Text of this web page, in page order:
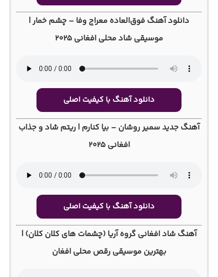
دانلود آهنگ فوق‌العاده معراج وفا – چشم خمار |
موسیقی شاد محلی افغانی ۲۰۲۵
دانلود آهنگ با کیفیت اصلی
آهنگ جدید سمیر روشان – بیا کنارم | ریتم شاد و جذاب
افغانی ۲۰۲۵
دانلود آهنگ با کیفیت اصلی
آهنگ شاد افغانی گروه آریا (چشمات های کلان کلان) |
بهترین موسیقی رقص محلی افغان